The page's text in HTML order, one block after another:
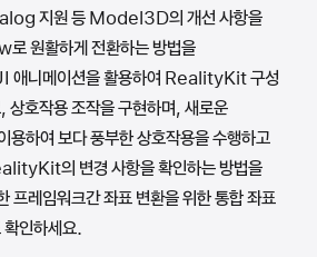
지원 등 Model3D의 개선 사항을
원활하게 전환하는 방법을
애니메이션을 활용하여 RealityKit 구성
상호작용 조작을 구현하며, 새로운
하여 보다 풍부한 상호작용을 수행하고
의 변경 사항을 확인하는 방법을
프레임워크간 좌표 변환을 위한 통합 좌표
확인하세요.